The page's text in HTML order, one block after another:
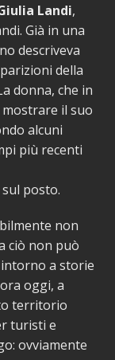
Landi,
Già in una
descriveva
della
donna, che in
il suo
alcuni
più recenti
posto.
non
ciò non può
a storie
oggi, a
territorio
turisti e
ovviamente